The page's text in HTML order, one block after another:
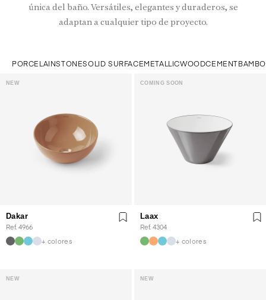
única del baño. Versátiles, elegantes y duraderos, se
adaptan a cualquier tipo de proyecto.
PORCELAINSTONESOLID SURFACEMETALLICWOODCEMENT
NEW
Dakar
Ref. 4966
+ colores
COMING SOON
Laax
Ref. 4304
+ colores
NEW NEW